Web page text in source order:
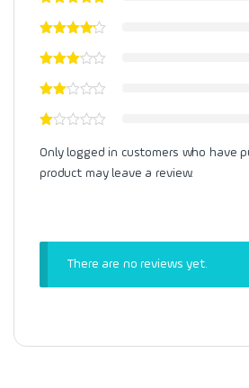
Only logged in customers who have
product may leave a review.
There are no reviews yet.